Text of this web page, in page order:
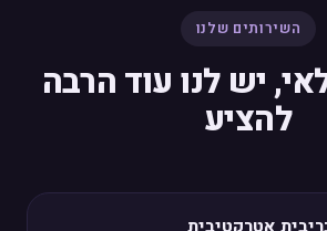
השירותים שלנו
יש לנו עוד הרבה
להציע